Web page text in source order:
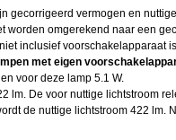
gecorrigeerd vermogen en
worden omgerekend naar een
inclusief voorschakelapparaat
met eigen
voor deze lamp 5.1 W.
lm. De voor nuttige lichtstroom
de nuttige lichtstroom 422 lm.